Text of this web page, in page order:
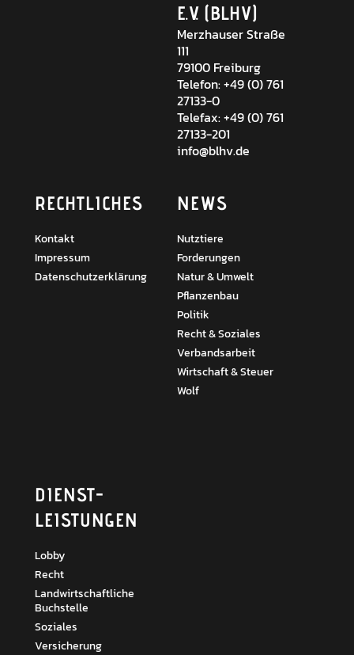
E.V. (BLHV)
Merzhauser Straße
111
79100 Freiburg
Telefon: +49 (0) 761
27133-0
Telefax: +49 (0) 761
27133-201
info@blhv.de
RECHTLICHES
Kontakt
Impressum
Datenschutzerklärung
NEWS
Nutztiere
Forderungen
Natur & Umwelt
Pflanzenbau
Politik
Recht & Soziales
Verbandsarbeit
Wirtschaft & Steuer
Wolf
DIENST­
LEISTUNGEN
Lobby
Recht
Landwirtschaftliche
Buchstelle
Soziales
Versicherung